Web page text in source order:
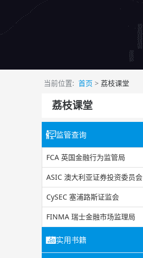
当前位置: 首页 > 荔枝课堂
荔枝课堂
监管查询
FCA 英国金融行为监管局
ASIC 澳大利亚证券投资委员会
CySEC 塞浦路斯证监会
FINMA 瑞士金融市场监理局
实用书籍